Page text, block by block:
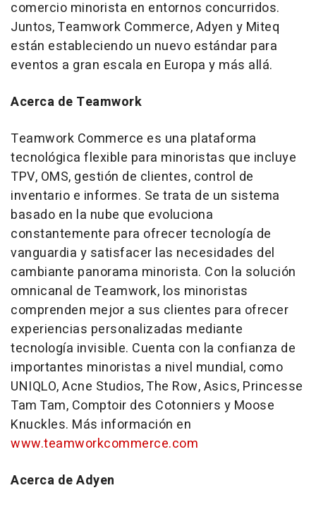
comercio minorista en entornos concurridos.
Juntos, Teamwork Commerce, Adyen y Miteq
están estableciendo un nuevo estándar para
eventos a gran escala en Europa y más allá.
Acerca de Teamwork
Teamwork Commerce es una plataforma
tecnológica flexible para minoristas que incluye
TPV, OMS, gestión de clientes, control de
inventario e informes. Se trata de un sistema
basado en la nube que evoluciona
constantemente para ofrecer tecnología de
vanguardia y satisfacer las necesidades del
cambiante panorama minorista. Con la solución
omnicanal de Teamwork, los minoristas
comprenden mejor a sus clientes para ofrecer
experiencias personalizadas mediante
tecnología invisible. Cuenta con la confianza de
importantes minoristas a nivel mundial, como
UNIQLO, Acne Studios, The Row, Asics, Princesse
Tam Tam, Comptoir des Cotonniers y Moose
Knuckles. Más información en
www.teamworkcommerce.com
Acerca de Adyen